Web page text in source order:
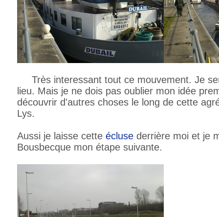
Très interessant tout ce mouvement. Je
lieu. Mais je ne dois pas oublier mon idée
découvrir d'autres choses le long de cette
Lys.
Aussi je laisse cette écluse derrière moi et je
Bousbecque mon étape suivante.